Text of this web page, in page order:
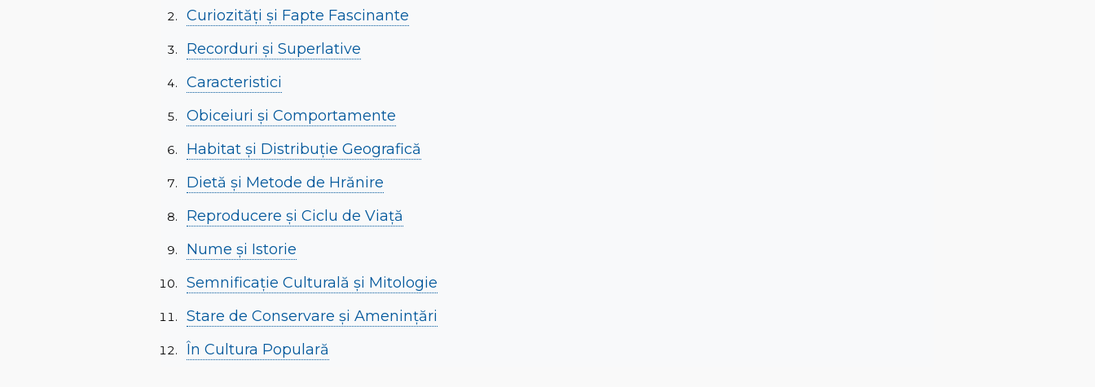
Curiozități și Fapte Fascinante
Recorduri și Superlative
Caracteristici
Obiceiuri și Comportamente
Habitat și Distribuție Geografică
Dietă și Metode de Hrănire
Reproducere și Ciclu de Viață
Nume și Istorie
Semnificație Culturală și Mitologie
Stare de Conservare și Amenințări
În Cultura Populară